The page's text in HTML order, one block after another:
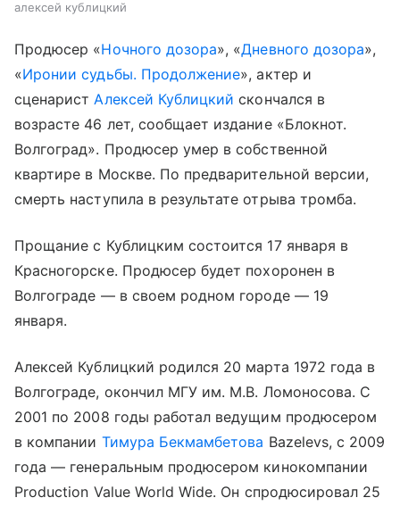
алексей кублицкий
Продюсер «Ночного дозора», «Дневного дозора»,
«Иронии судьбы. Продолжение», актер и
сценарист Алексей Кублицкий скончался в
возрасте 46 лет, сообщает издание «Блокнот.
Волгоград». Продюсер умер в собственной
квартире в Москве. По предварительной версии,
смерть наступила в результате отрыва тромба.
Прощание с Кублицким состоится 17 января в
Красногорске. Продюсер будет похоронен в
Волгограде — в своем родном городе — 19
января.
Алексей Кублицкий родился 20 марта 1972 года в
Волгограде, окончил МГУ им. М.В. Ломоносова. С
2001 по 2008 годы работал ведущим продюсером
в компании Тимура Бекмамбетова Bazelevs, с 2009
года — генеральным продюсером кинокомпании
Production Value World Wide. Он спродюсировал 25